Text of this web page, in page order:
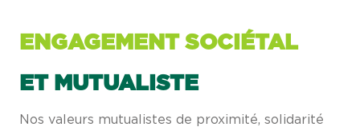
ENGAGEMENT SOCIÉTAL
ET MUTUALISTE
Nos valeurs mutualistes de proximité, solidarité